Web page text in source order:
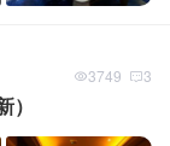
3
3749